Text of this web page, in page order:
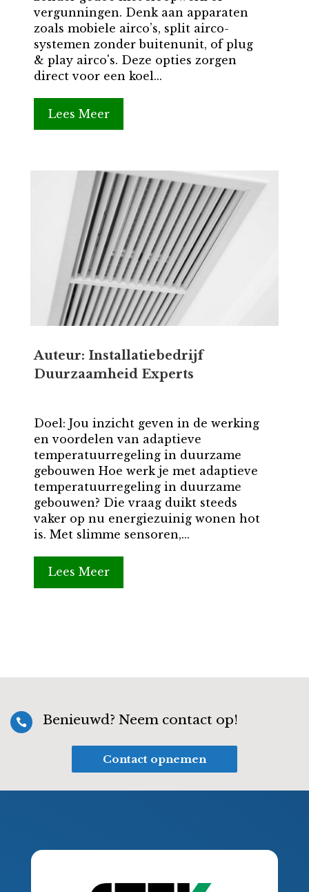
vergunningen. Denk aan apparaten
zoals mobiele airco’s, split airco-
systemen zonder buitenunit, of plug
& play airco's. Deze opties zorgen
direct voor een koel...
Lees Meer
Auteur: Installatiebedrijf
Duurzaamheid Experts
Doel: Jou inzicht geven in de werking
en voordelen van adaptieve
temperatuurregeling in duurzame
gebouwen Hoe werk je met adaptieve
temperatuurregeling in duurzame
gebouwen? Die vraag duikt steeds
vaker op nu energiezuinig wonen hot
is. Met slimme sensoren,...
Lees Meer
 Benieuwd? Neem contact op!
Contact opnemen